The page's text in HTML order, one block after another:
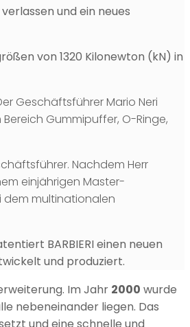
und ein neues
von 1320 Kilonewton (kN) in
Geschäftsführer Mario Neri
Gummipuffer, O-Ringe,
Nachdem Herr
einjährigen Master-
dem multinationalen
BARBIERI einen neuen
und produziert.
Im Jahr 2000 wurde
nebeneinander liegen. Das
und eine schnelle und